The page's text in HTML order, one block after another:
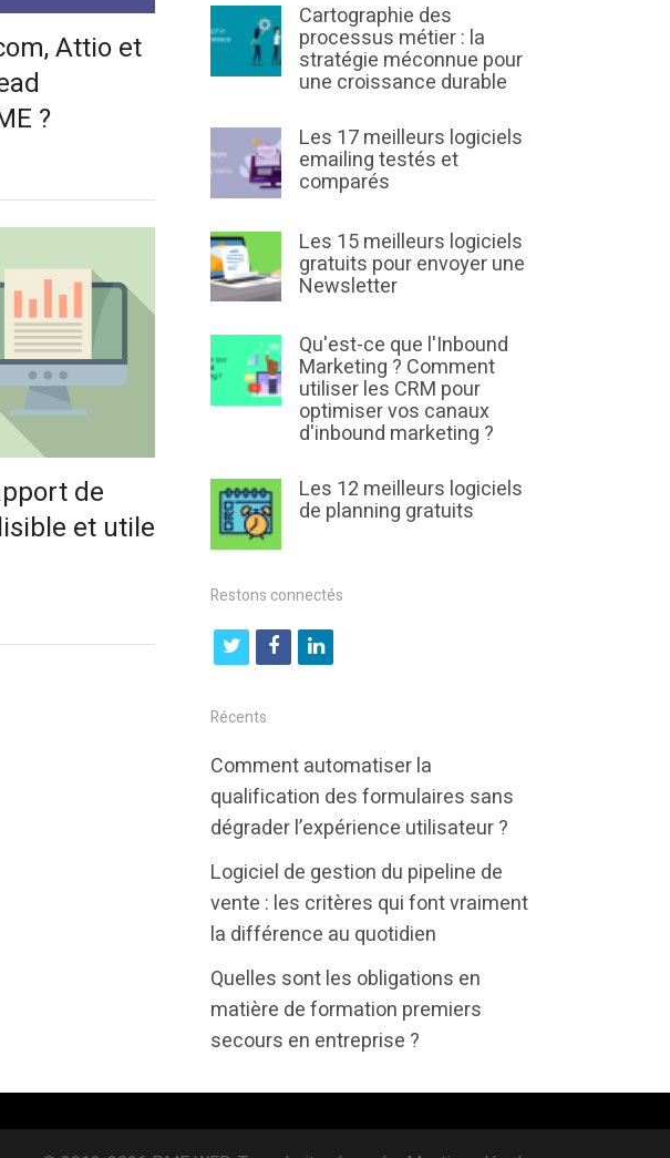
Attio et
?
de
et utile
Cartographie des
processus métier : la
stratégie méconnue pour
une croissance durable
Les 17 meilleurs logiciels
emailing testés et
comparés
Les 15 meilleurs logiciels
gratuits pour envoyer une
Newsletter
Qu'est-ce que l'Inbound
Marketing ? Comment
utiliser les CRM pour
optimiser vos canaux
d'inbound marketing ?
Les 12 meilleurs logiciels
de planning gratuits
Restons connectés
t
i
t
e
r
f
b
o
k
l
k
e
d
n
Récents
Comment automatiser la
qualification des formulaires sans
dégrader l’expérience utilisateur ?
Logiciel de gestion du pipeline de
vente : les critères qui font vraiment
la différence au quotidien
Quelles sont les obligations en
matière de formation premiers
secours en entreprise ?